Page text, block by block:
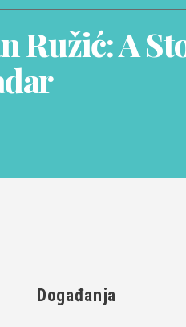
Ružić: A
Događanja